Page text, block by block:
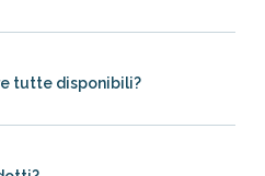
tutte disponibili?